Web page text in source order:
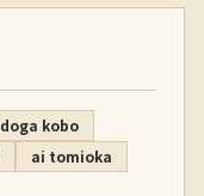
doga kobo
ai tomioka